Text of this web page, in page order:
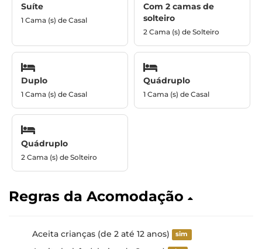
Suíte
1 Cama (s) de Casal
Com 2 camas de
solteiro
2 Cama (s) de Solteiro
Duplo
1 Cama (s) de Casal
Quádruplo
1 Cama (s) de Casal
Quádruplo
2 Cama (s) de Solteiro
Regras da Acomodação
Aceita crianças (de 2 até 12 anos) sim